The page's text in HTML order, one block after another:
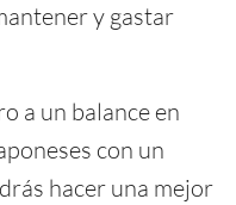
y gastar
a un balance en
con un
hacer una mejor